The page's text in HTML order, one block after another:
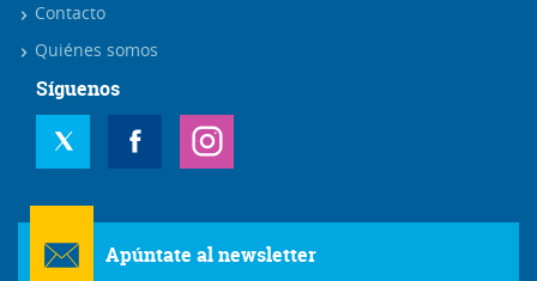
Contacto
Quiénes somos
Síguenos
Apúntate al newsletter